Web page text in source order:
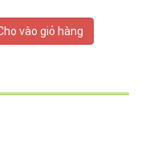
vào giỏ hàng